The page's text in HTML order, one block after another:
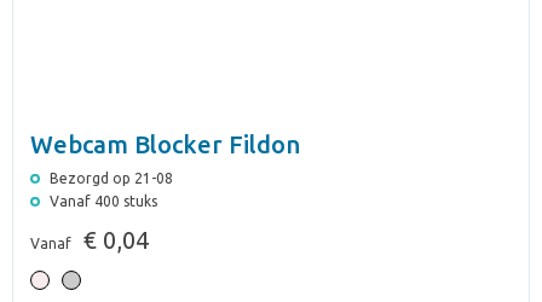
Webcam Blocker Fildon
Bezorgd op 21-08
Vanaf 400 stuks
Vanaf € 0,04